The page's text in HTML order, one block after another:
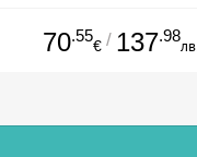
70.55
€ / 137.98
лв.